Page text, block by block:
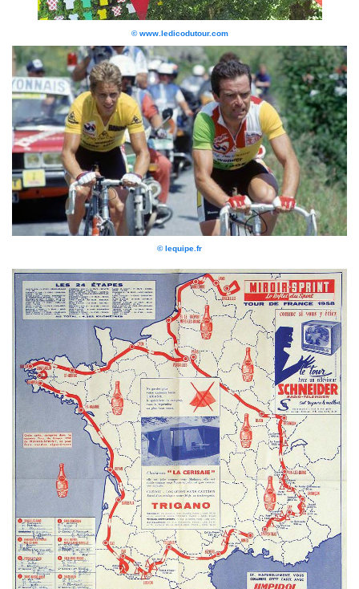
© www.ledicodutour.com
© lequipe.fr